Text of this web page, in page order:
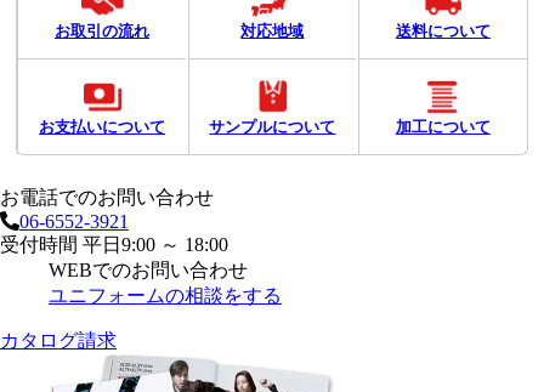
お取引の流れ 対応地域 送料について
お支払いについて サンプルについて 加工について
お電話でのお問い合わせ
06-6552-3921
受付時間 平日9:00 ～ 18:00
WEBでのお問い合わせ
ユニフォームの相談をする
カタログ請求